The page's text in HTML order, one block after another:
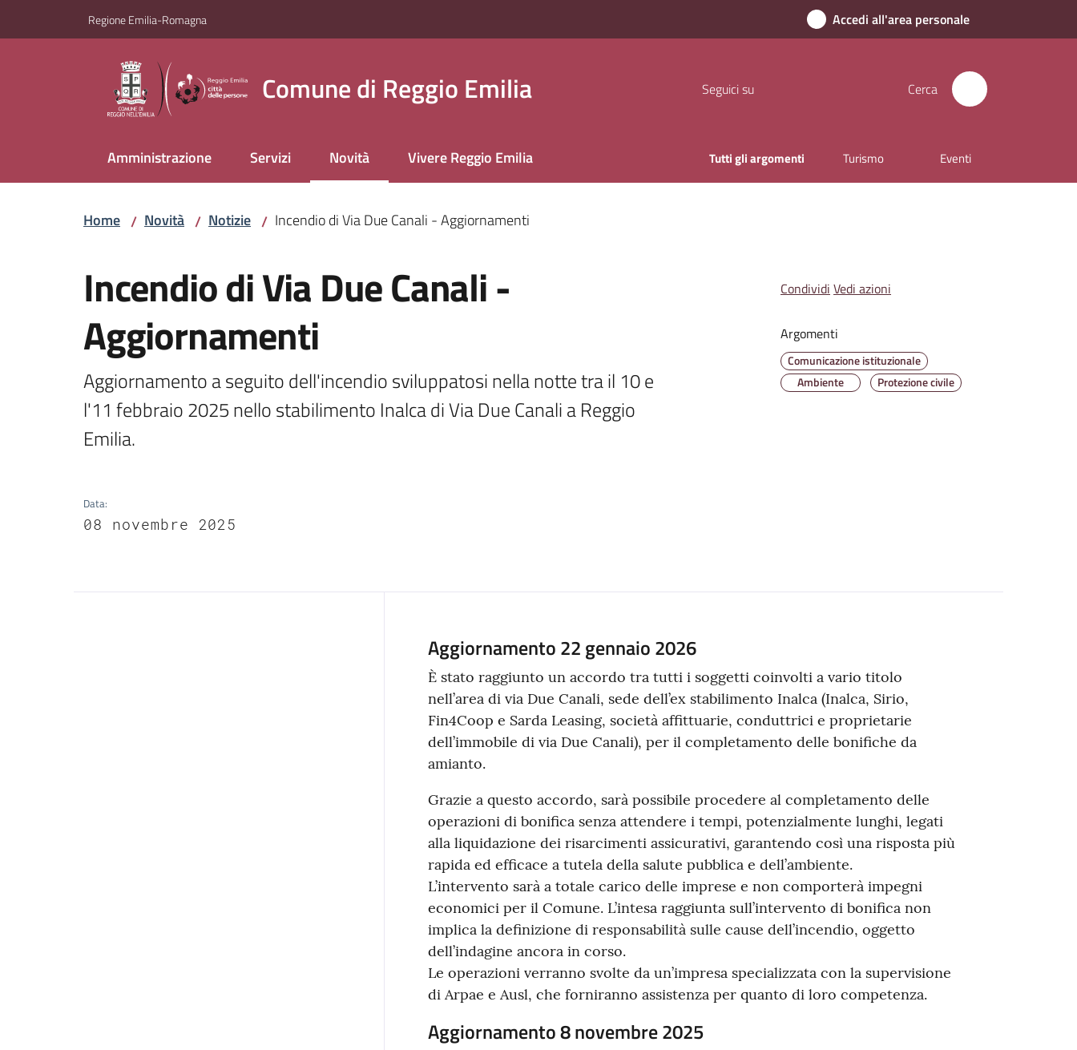
Regione Emilia-Romagna Accedi all'area personale
Comune di Reggio Emilia Seguici su Cerca
Amministrazione Servizi Novità
Menu selezionatoVivere Reggio Emilia Tutti gli argomenti Turismo Eventi
Home / Novità / Notizie / Incendio di Via Due Canali - Aggiornamenti
Incendio di Via Due Canali -
Aggiornamenti
Aggiornamento a seguito dell'incendio sviluppatosi nella notte tra il 10 e
l'11 febbraio 2025 nello stabilimento Inalca di Via Due Canali a Reggio
Emilia.
Data:
08 novembre 2025
Condividi Vedi azioni
Argomenti
Comunicazione istituzionale
Ambiente
Protezione civile
Contenuto
Aggiornamento 22 gennaio 2026
È stato raggiunto un accordo tra tutti i soggetti coinvolti a vario titolo
nell’area di via Due Canali, sede dell’ex stabilimento Inalca (Inalca, Sirio,
Fin4Coop e Sarda Leasing, società affittuarie, conduttrici e proprietarie
dell’immobile di via Due Canali), per il completamento delle bonifiche da
amianto.
Grazie a questo accordo, sarà possibile procedere al completamento delle
operazioni di bonifica senza attendere i tempi, potenzialmente lunghi, legati
alla liquidazione dei risarcimenti assicurativi, garantendo così una risposta più
rapida ed efficace a tutela della salute pubblica e dell’ambiente.
L’intervento sarà a totale carico delle imprese e non comporterà impegni
economici per il Comune. L’intesa raggiunta sull’intervento di bonifica non
implica la definizione di responsabilità sulle cause dell’incendio, oggetto
dell’indagine ancora in corso.
Le operazioni verranno svolte da un’impresa specializzata con la supervisione
di Arpae e Ausl, che forniranno assistenza per quanto di loro competenza.
Aggiornamento 8 novembre 2025